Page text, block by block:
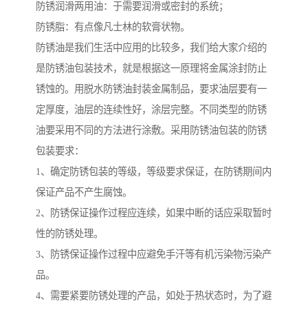
防锈润滑两用油：于需要润滑或密封的系统；
防锈脂：有点像凡士林的软膏状物。
防锈油是我们生活中应用的比较多，我们给大家介绍的
是防锈油包装技术，就是根据这一原理将金属涂封防止
锈蚀的。用脱水防锈油封装金属制品，要求油层要有一
定厚度，油层的连续性好，涂层完整。不同类型的防锈
油要采用不同的方法进行涂敷。采用防锈油包装的防锈
包装要求：
1、确定防锈包装的等级，等级要求保证，在防锈期间内
保证产品不产生腐蚀。
2、防锈保证操作过程应连续，如果中断的话应采取暂时
性的防锈处理。
3、防锈保证操作过程中应避免手汗等有机污染物污染产
品。
4、需要紧要防锈处理的产品，如处于热状态时，为了避